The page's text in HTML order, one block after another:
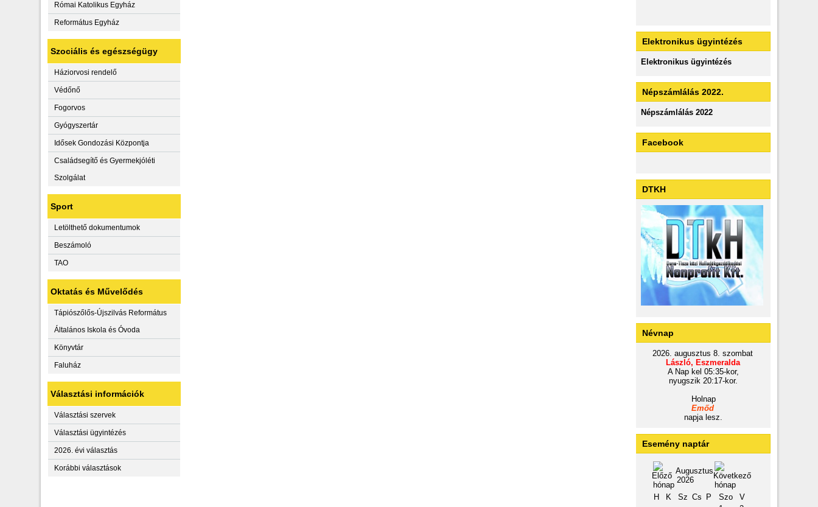
Római Katolikus Egyház
Református Egyház
Szociális és egészségügy
Háziorvosi rendelő
Védőnő
Fogorvos
Gyógyszertár
Idősek Gondozási Központja
Családsegítő és Gyermekjóléti
Szolgálat
Sport
Letölthető dokumentumok
Beszámoló
TAO
Oktatás és Művelődés
Tápiószőlős-Újszilvás Református
Általános Iskola és Óvoda
Könyvtár
Faluház
Választási információk
Választási szervek
Választási ügyintézés
2026. évi választás
Korábbi választások
Elektronikus ügyintézés
Elektronikus ügyintézés
Népszámlálás 2022.
Népszámlálás 2022
Facebook
DTKH
Névnap
2026. augusztus 8. szombat
László, Eszmeralda
A Nap kel 05:35-kor,
nyugszik 20:17-kor.
Holnap
Emőd
napja lesz.
Esemény naptár
Augusztus
2026
H
K Sz Cs P Szo
V